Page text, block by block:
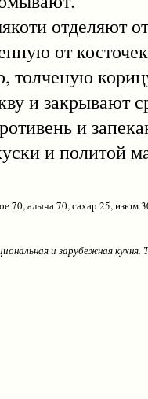
отделяют
от
толченую
и закрывают
и
и политой
70, алыча 70, сахар 25, изюм
и зарубежная